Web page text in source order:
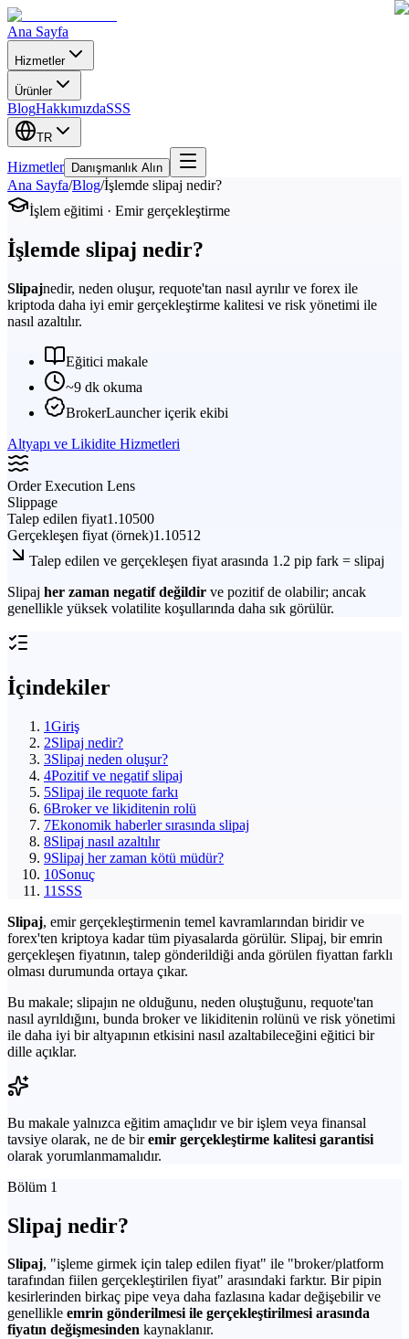
Ana Sayfa
Hizmetler
Ürünler
BlogHakkımızdaSSS
TR
Hizmetler Danışmanlık Alın
Ana Sayfa/Blog/İşlemde slipaj nedir?
İşlem eğitimi · Emir gerçekleştirme
İşlemde slipaj nedir?
Slipajnedir, neden oluşur, requote'tan nasıl ayrılır ve forex ile
kriptoda daha iyi emir gerçekleştirme kalitesi ve risk yönetimi ile
nasıl azaltılır.
Eğitici makale
~9 dk okuma
BrokerLauncher içerik ekibi
Altyapı ve Likidite Hizmetleri
Order Execution Lens
Slippage
Talep edilen fiyat1.10500
Gerçekleşen fiyat (örnek)1.10512
Talep edilen ve gerçekleşen fiyat arasında 1.2 pip fark = slipaj
Slipaj her zaman negatif değildir ve pozitif de olabilir; ancak
genellikle yüksek volatilite koşullarında daha sık görülür.
İçindekiler
1Giriş
2Slipaj nedir?
3Slipaj neden oluşur?
4Pozitif ve negatif slipaj
5Slipaj ile requote farkı
6Broker ve likiditenin rolü
7Ekonomik haberler sırasında slipaj
8Slipaj nasıl azaltılır
9Slipaj her zaman kötü müdür?
10Sonuç
11 SSS
Slipaj, emir gerçekleştirmenin temel kavramlarından biridir ve
forex'ten kriptoya kadar tüm piyasalarda görülür. Slipaj, bir emrin
gerçekleşen fiyatının, talep gönderildiği anda görülen fiyattan farklı
olması durumunda ortaya çıkar.
Bu makale; slipajın ne olduğunu, neden oluştuğunu, requote'tan
nasıl ayrıldığını, bunda broker ve likiditenin rolünü ve risk yönetimi
ile daha iyi bir altyapının etkisini nasıl azaltabileceğini eğitici bir
dille açıklar.
Bu makale yalnızca eğitim amaçlıdır ve bir işlem veya finansal
tavsiye olarak, ne de biremir gerçekleştirme kalitesi garantisi
olarak yorumlanmamalıdır.
Bölüm 1
Slipaj nedir?
Slipaj, "işleme girmek için talep edilen fiyat" ile "broker/platform
tarafından fiilen gerçekleştirilen fiyat" arasındaki farktır. Bir pipin
kesirlerinden birkaç pipe veya daha fazlasına kadar değişebilir ve
genellikle emrin gönderilmesi ile gerçekleştirilmesi arasında
fiyatın değişmesinden kaynaklanır.